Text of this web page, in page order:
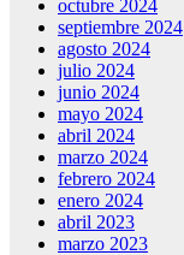
octubre 2024
septiembre 2024
agosto 2024
julio 2024
junio 2024
mayo 2024
abril 2024
marzo 2024
febrero 2024
enero 2024
abril 2023
marzo 2023